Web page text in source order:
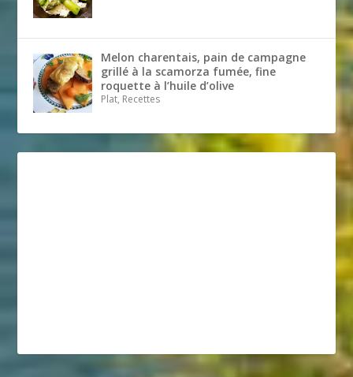
Melon charentais, pain de campagne
grillé à la scamorza fumée, fine
roquette à l’huile d’olive
Plat, Recettes